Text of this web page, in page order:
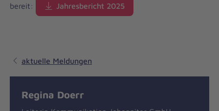
bereit:
Jahresbericht 2025
aktuelle Meldungen
Regina Doerr